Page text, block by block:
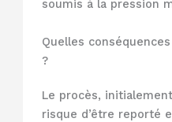
soumis à la pression
Quelles
?
Le procès,
risque d’être reporté